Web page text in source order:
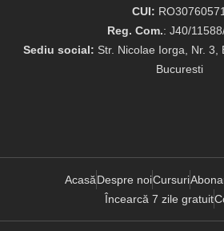
CUI: RO30760571
Reg. Com.: J40/
Sediu social: Str. Nicolae Iorga, Nr. 3,
Bucuresti
AcasăDespre noiCursuri
Încearcă 7 zile gratuit